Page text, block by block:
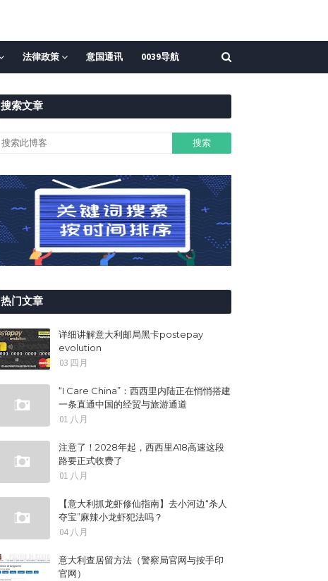
法律政策 意国通讯 0039导航
搜索文章
热门文章
详细讲解意大利邮局黑卡postepay
evolution
03 四月
“I Care China”：西西里内陆正在悄悄搭建
一条直通中国的经贸与旅游通道
01 八月
注意了！2028年起，西西里A18高速这段
路要正式收费了
01 八月
【意大利抓龙虾修仙指南】去小河边“杀人
夺宝”麻辣小龙虾犯法吗？
04 八月
意大利查居留方法（警察局官网与按手印
官网）